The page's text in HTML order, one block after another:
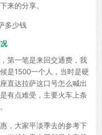
来的分享。
第一笔是来回交通费，我
是1500一个人，当时是硬
直达拉萨这口号怎么喊出
有点难受，主要火车上条
，大家平淡季去的参考下